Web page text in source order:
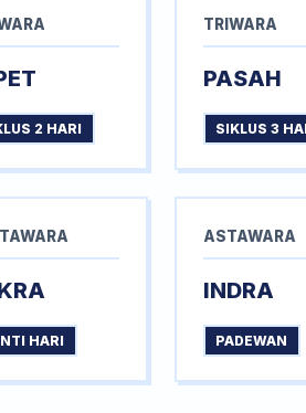
2 HARI
TRIWARA
PASAH
SIKLUS 3
HARI
ASTAWARA
INDRA
PADEWAN